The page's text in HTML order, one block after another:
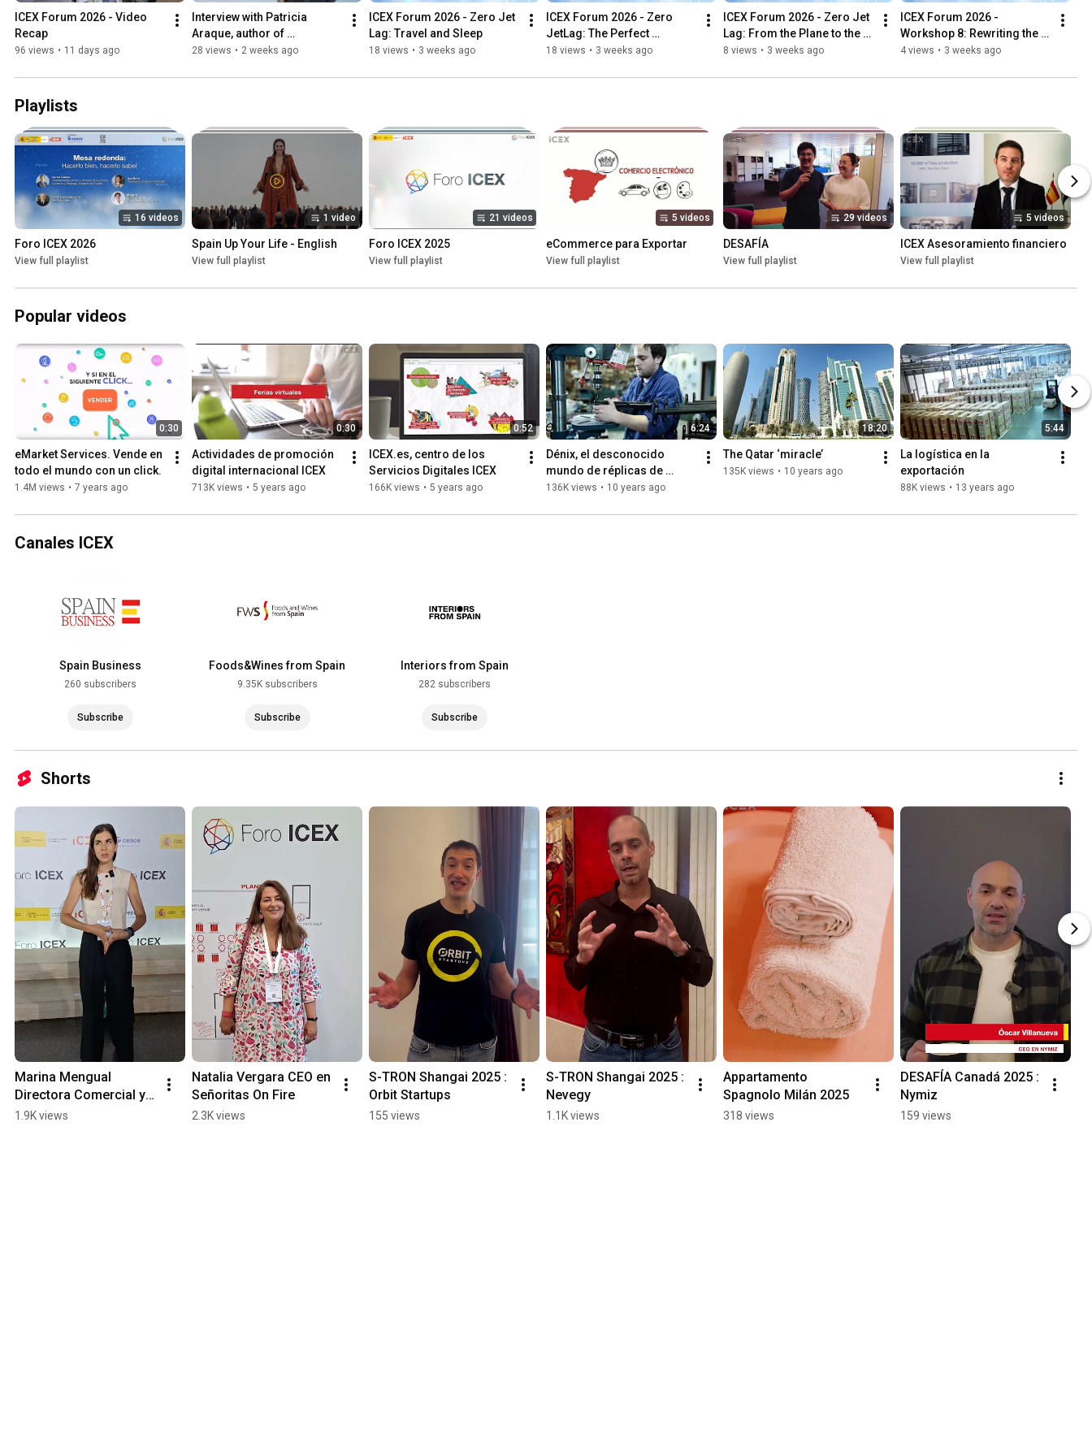
ICEX Forum 2026 - Video
Recap
96 views • 11 days ago
Interview with Patricia
Araque, author of
"Emprender con calma"
28 views • 2 weeks ago
ICEX Forum 2026 - Zero Jet
Lag: Travel and Sleep
18 views • 3 weeks ago
ICEX Forum 2026 - Zero
JetLag: The Perfect
Suitcase for Business Trips
18 views • 3 weeks ago
ICEX Forum 2026 - Zero Jet
Lag: From the Plane to the
Meeting
8 views • 3 weeks ago
ICEX Forum 2026 -
Workshop 8: Rewriting the
Path to Market
4 views • 3 weeks ago
Playlists
16 videos
Foro ICEX 2026
View full playlist
1 video
Spain Up Your Life - English
View full playlist
21 videos
Foro ICEX 2025
View full playlist
5 videos
eCommerce para Exportar
View full playlist
29 videos
DESAFÍA
View full playlist
5 videos
ICEX Asesoramiento financiero
View full playlist
Popular videos
0:30
eMarket Services. Vende en
todo el mundo con un click.
1.4M views • 7 years ago
0:30
Actividades de promoción
digital internacional ICEX
713K views • 5 years ago
0:52
ICEX.es, centro de los
Servicios Digitales ICEX
166K views • 5 years ago
6:24
Dénix, el desconocido
mundo de réplicas de
armas
136K views • 10 years ago
18:20
The Qatar ‘miracle’
135K views • 10 years ago
5:44
La logística en la
exportación
88K views • 13 years ago
Canales ICEX
Spain Business
260 subscribers
Subscribe
Foods&Wines from Spain
9.35K subscribers
Subscribe
Interiors from Spain
282 subscribers
Subscribe
Shorts
Marina Mengual
Directora Comercial y
Desarrollo de Negocio
1.9K views
Natalia Vergara CEO en
Señoritas On Fire
2.3K views
S-TRON Shangai 2025 :
Orbit Startups
155 views
S-TRON Shangai 2025 :
Nevegy
1.1K views
Appartamento
Spagnolo Milán 2025
318 views
DESAFÍA Canadá 2025 :
Nymiz
159 views